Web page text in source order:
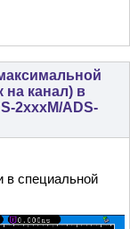
на канал) в
2xxxM/ADS-
в специальной